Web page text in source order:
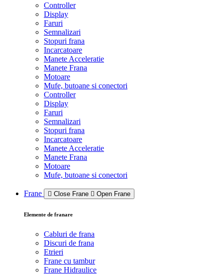
Controller
Display
Faruri
Semnalizari
Stopuri frana
Incarcatoare
Manete Acceleratie
Manete Frana
Motoare
Mufe, butoane si conectori
Controller
Display
Faruri
Semnalizari
Stopuri frana
Incarcatoare
Manete Acceleratie
Manete Frana
Motoare
Mufe, butoane si conectori
Frane Close Frane Open Frane
Elemente de franare
Cabluri de frana
Discuri de frana
Etrieri
Frane cu tambur
Frane Hidraulice